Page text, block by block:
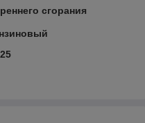
сгорания